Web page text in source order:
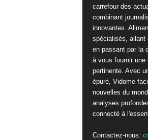
carrefour des
combinant
innovantes.
spécialisés, allant
en passant par la
à vous fournir
pertinente. Avec
épuré, Vidome
nouvelles du
analyses
connecté à
Contactez-nous: